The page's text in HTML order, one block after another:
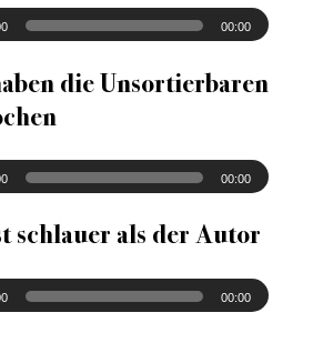
00:00
die Unsortierbaren
00:00
schlauer als der Autor
00:00